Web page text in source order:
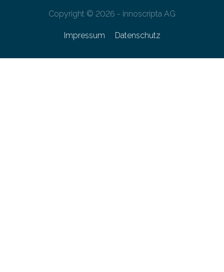
Copyright © 2026 - innoscripta AG
Impressum Datenschutz